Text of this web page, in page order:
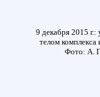
9 декабря 2015
телом
Фото: А.